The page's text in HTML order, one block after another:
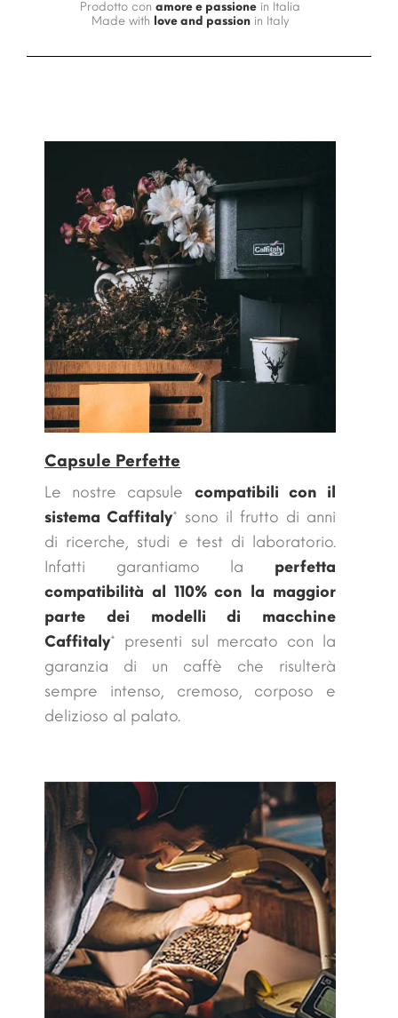
Prodotto con amore e passione in Italia
Made with love and passionin Italy
Capsule Perfette
Le nostre capsule compatibili con il
sistema Caffitaly* sono il frutto di anni
di ricerche, studi e test di laboratorio.
Infatti garantiamo la perfetta
compatibilità al 110% con la maggior
parte dei modelli di macchine
Caffitaly* presenti sul mercato con la
garanzia di un caffè che risulterà
sempre intenso, cremoso, corposo e
delizioso al palato.